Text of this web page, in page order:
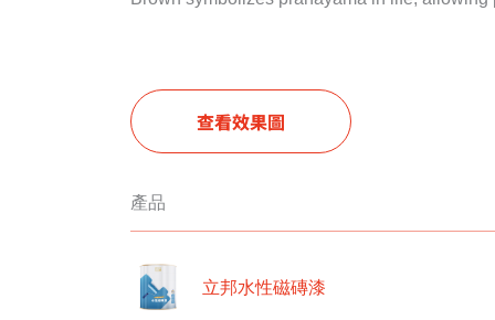
查看效果圖
產品
立邦水性磁磚漆